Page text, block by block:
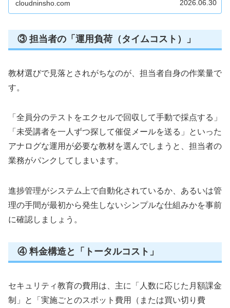
cloudninsho.com 2026.06.30
③ 担当者の「運用負荷（タイムコスト）」
教材選びで見落とされがちなのが、担当者自身の作業量で
す。
「全員分のテストをエクセルで回収して手動で採点する」
「未受講者を一人ずつ探して催促メールを送る」といった
アナログな運用が必要な教材を選んでしまうと、担当者の
業務がパンクしてしまいます。
進捗管理がシステム上で自動化されているか、あるいは管
理の手間が最初から発生しないシンプルな仕組みかを事前
に確認しましょう。
④ 料金構造と「トータルコスト」
セキュリティ教育の費用は、主に「人数に応じた月額課金
制」と「実施ごとのスポット費用（または買い切り費